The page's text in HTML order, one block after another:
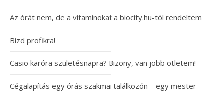
Az órát nem, de a vitaminokat a biocity.hu-tól rendeltem
Bízd profikra!
Casio karóra születésnapra? Bizony, van jobb ötletem!
Cégalapítás egy órás szakmai találkozón – egy mester